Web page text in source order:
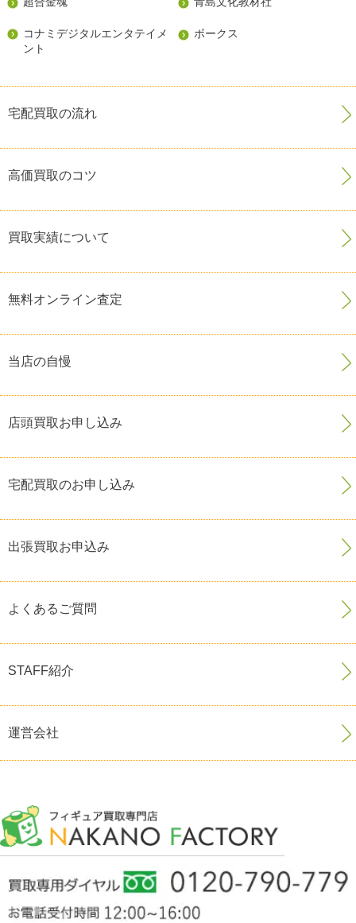
コナミデジタルエンタテイメ
ント
ボークス
宅配買取の流れ
高価買取のコツ
買取実績について
無料オンライン査定
当店の自慢
店頭買取お申し込み
宅配買取のお申し込み
出張買取お申込み
よくあるご質問
STAFF紹介
運営会社